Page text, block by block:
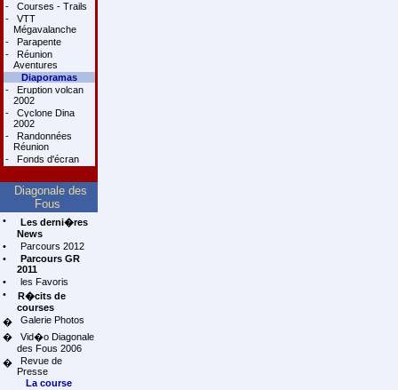
-
Courses - Trails
-
VTT
Mégavalanche
-
Parapente
-
Réunion
Aventures
Diaporamas
-
Eruption volcan
2002
-
Cyclone Dina
2002
-
Randonnées
Réunion
-
Fonds d'écran
Diagonale des
Fous
•
Les derni�res
News
•
Parcours 2012
•
Parcours GR
2011
•
les Favoris
•
R�cits de
courses
�
Galerie Photos
�
Vid�o Diagonale
des Fous 2006
�
Revue de
Presse
La course